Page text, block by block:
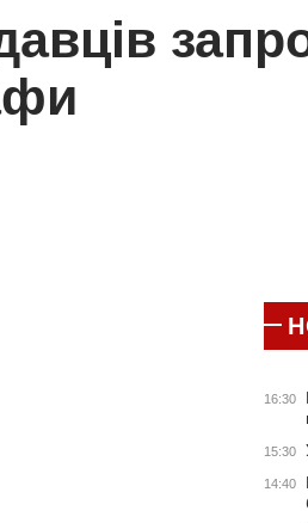
16:30
15:30
14:40